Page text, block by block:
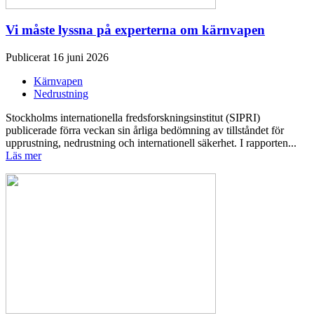
Vi måste lyssna på experterna om kärnvapen
Publicerat 16 juni 2026
Kärnvapen
Nedrustning
Stockholms internationella fredsforskningsinstitut (SIPRI)
publicerade förra veckan sin årliga bedömning av tillståndet för
upprustning, nedrustning och internationell säkerhet. I rapporten...
Läs mer